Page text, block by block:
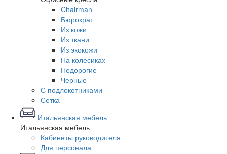
Chairman
Бюрократ
Из кожи
Из ткани
Из экокожи
На колесиках
Недорогие
Черные
С подлокотниками
Сетка
Итальянская мебель
Итальянская мебель
Кабинеты руководителя
Для персонала